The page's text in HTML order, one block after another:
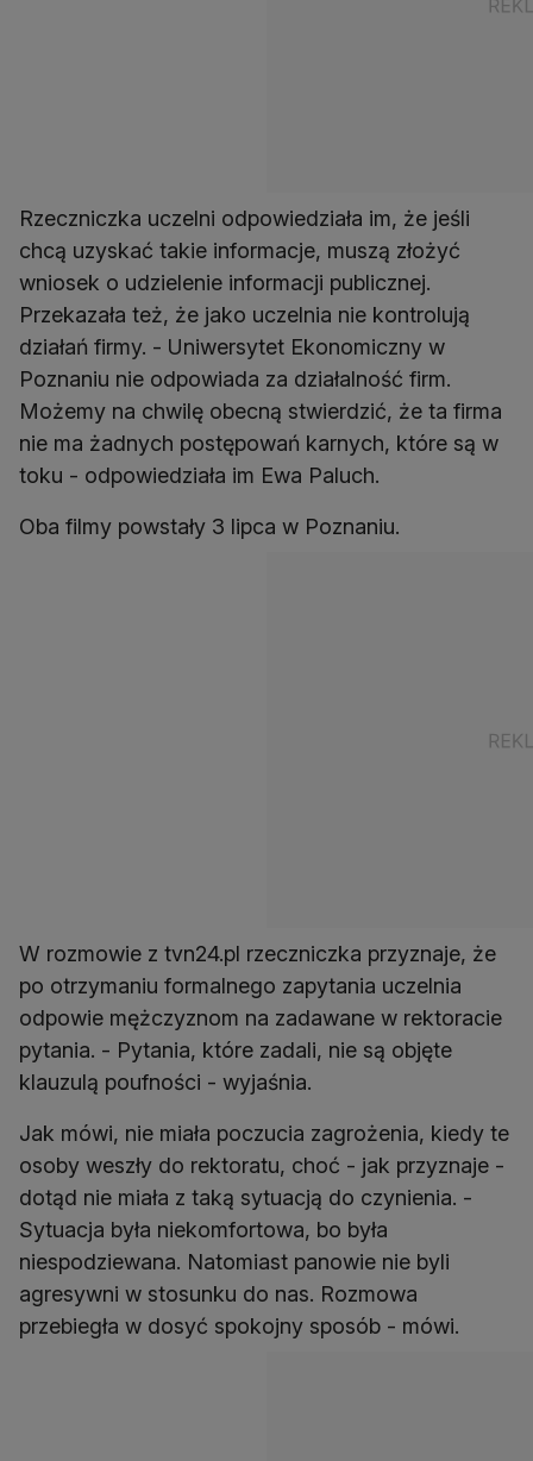
Rzeczniczka uczelni odpowiedziała im, że jeśli
chcą uzyskać takie informacje, muszą złożyć
wniosek o udzielenie informacji publicznej.
Przekazała też, że jako uczelnia nie kontrolują
działań firmy. - Uniwersytet Ekonomiczny w
Poznaniu nie odpowiada za działalność firm.
Możemy na chwilę obecną stwierdzić, że ta firma
nie ma żadnych postępowań karnych, które są w
toku - odpowiedziała im Ewa Paluch.
Oba filmy powstały 3 lipca w Poznaniu.
W rozmowie z tvn24.pl rzeczniczka przyznaje, że
po otrzymaniu formalnego zapytania uczelnia
odpowie mężczyznom na zadawane w rektoracie
pytania. - Pytania, które zadali, nie są objęte
klauzulą poufności - wyjaśnia.
Jak mówi, nie miała poczucia zagrożenia, kiedy te
osoby weszły do rektoratu, choć - jak przyznaje -
dotąd nie miała z taką sytuacją do czynienia. -
Sytuacja była niekomfortowa, bo była
niespodziewana. Natomiast panowie nie byli
agresywni w stosunku do nas. Rozmowa
przebiegła w dosyć spokojny sposób - mówi.